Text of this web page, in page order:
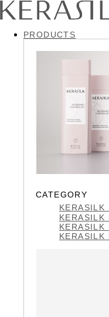
PRODUCTS
CATEGORY
KERASILK